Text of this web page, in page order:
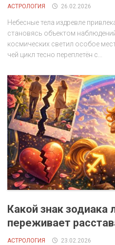
АСТРОЛОГИЯ 26.02.2026
Небесные тела издревле
становясь объектом
космических светил особое
чей цикл тесно переплетён с...
Какой знак зодиака
переживает
АСТРОЛОГИЯ 23.02.2026